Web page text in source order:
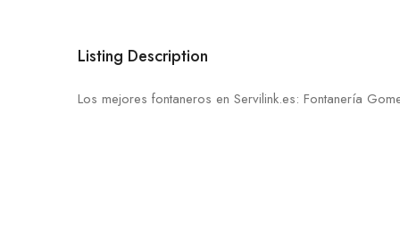
Listing Description
Los mejores fontaneros en Servilink.es: Fontanería